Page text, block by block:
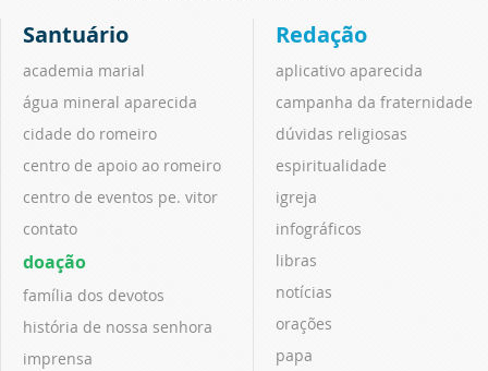
Santuário
academia marial
água mineral aparecida
cidade do romeiro
centro de apoio ao romeiro
centro de eventos pe. vitor
contato
doação
família dos devotos
história de nossa senhora
imprensa
Redação
aplicativo aparecida
campanha da fraternidade
dúvidas religiosas
espiritualidade
igreja
infográficos
libras
notícias
orações
papa